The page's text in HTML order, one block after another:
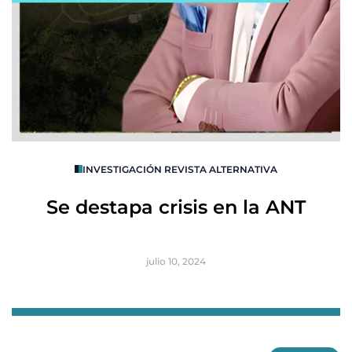
INVESTIGACIÓN REVISTA ALTERNATIVA
Se destapa crisis en la ANT
julio 10, 2024